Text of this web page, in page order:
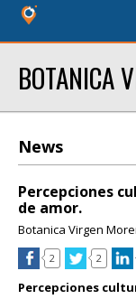
BOTANICA
News
Percepciones
de amor.
Botanica Virgen
2 2
Percepciones